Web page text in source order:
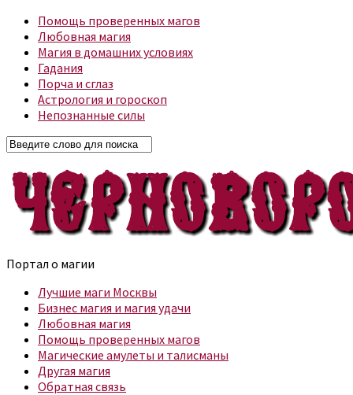
Помощь проверенных магов
Любовная магия
Магия в домашних условиях
Гадания
Порча и сглаз
Астрология и гороскоп
Непознанные силы
Портал о магии
Лучшие маги Москвы
Бизнес магия и магия удачи
Любовная магия
Помощь проверенных магов
Магические амулеты и талисманы
Другая магия
Обратная связь